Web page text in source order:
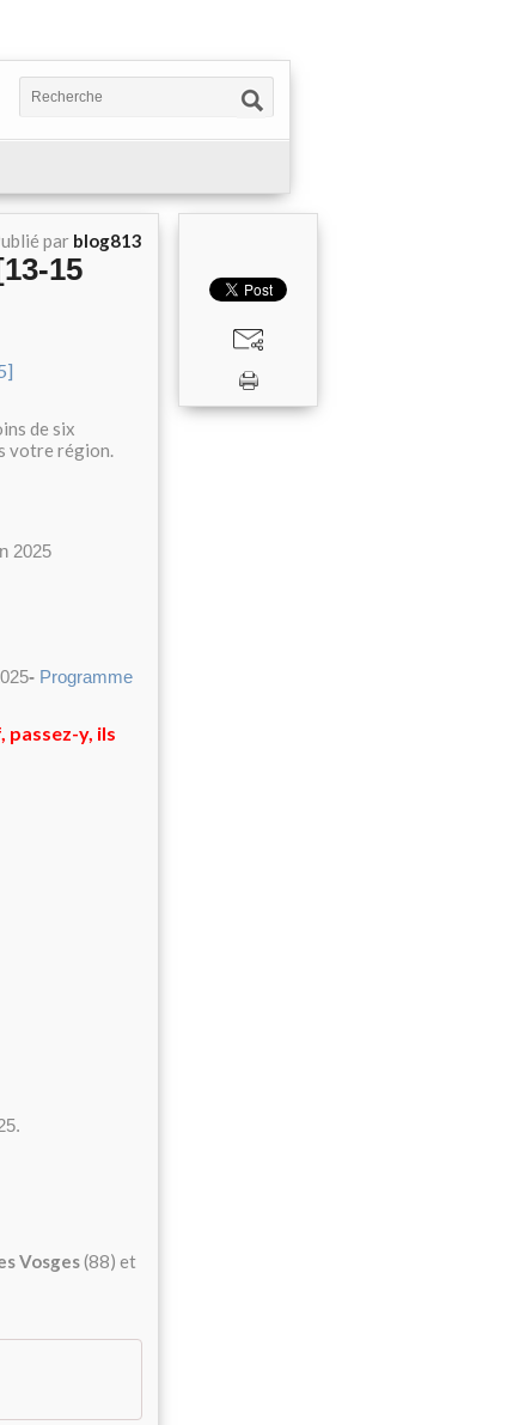
par blog813
15
de six
votre région.
2025
- Programme
passez-y, ils
Vosges(88) et